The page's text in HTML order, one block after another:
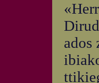
ados